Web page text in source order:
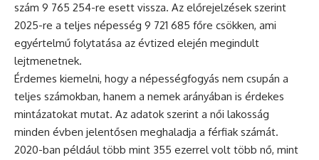
szám 9 765 254-re esett vissza. Az előrejelzések szerint
2025-re a teljes népesség 9 721 685 főre csökken, ami
egyértelmű folytatása az évtized elején megindult
lejtmenetnek.
Érdemes kiemelni, hogy a népességfogyás nem csupán a
teljes számokban, hanem a nemek arányában is érdekes
mintázatokat mutat. Az adatok szerint a női lakosság
minden évben jelentősen meghaladja a férfiak számát.
2020-ban például több mint 355 ezerrel volt több nő, mint